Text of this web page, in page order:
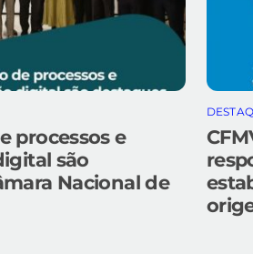
processos e
são
Nacional de